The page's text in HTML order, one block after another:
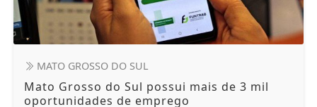
MATO GROSSO DO SUL
Mato Grosso do Sul possui mais de 3 mil